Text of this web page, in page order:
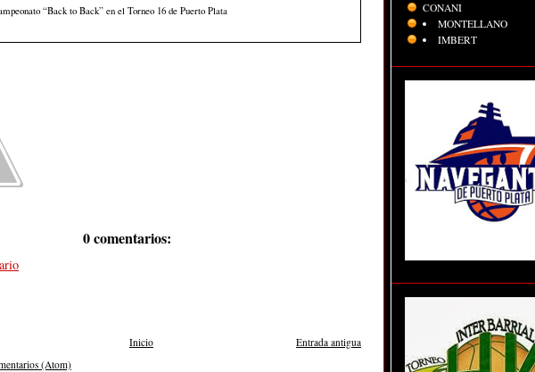
“Back to Back” en el Torneo 16 de Puerto Plata
0 comentarios:
Entrada antigua
Inicio
(Atom)
CONANI
MONTELLANO
IMBERT